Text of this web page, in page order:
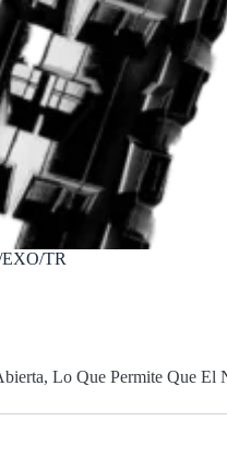
TR
Lo Que Permite Que El